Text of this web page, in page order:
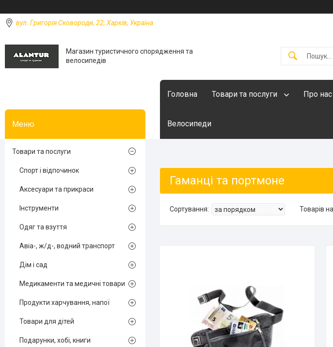
вул. Григорія Сковороди, 22, Харків, Україна
Магазин туристичного спорядження та
велосипедів
Головна Товари та послуги Про нас
Велосипеди
Гаманці та портмоне
Товари та послуги
Спорт і відпочинок
Аксесуари та прикраси
Інструменти
Одяг та взуття
Авіа-, ж/д-, водний транспорт
Дім і сад
Медикаменти та медичні товари
Продукти харчування, напої
Товари для дітей
Подарунки, хобі, книги